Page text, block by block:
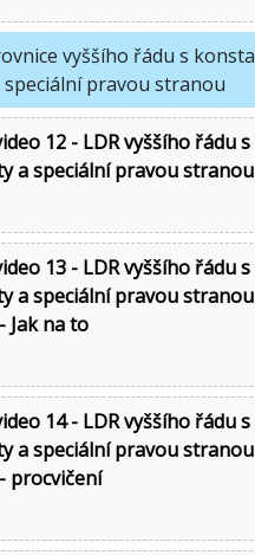
vyššího řádu s
speciální pravou stranou
12 - LDR vyššího řádu s
a speciální pravou
13 - LDR vyššího řádu s
a speciální pravou
Jak na to
14 - LDR vyššího řádu s
a speciální pravou
procvičení